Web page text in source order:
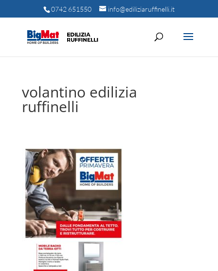
0742 651550 info@ediliziaruffinelli.it
volantino edilizia
ruffinelli